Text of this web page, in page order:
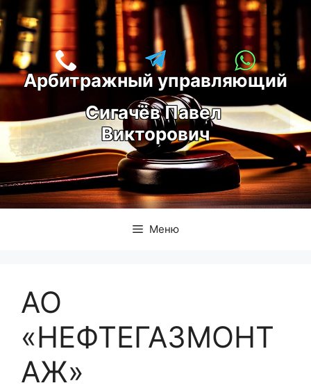
Перейти
к
содержимому
Арбитражный управляющий
Сигачёв Павел
Викторович
Меню
АО
«НЕФТЕГАЗМОНТ
АЖ»